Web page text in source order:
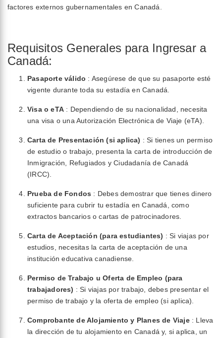
factores externos gubernamentales en Canadá.
Requisitos Generales para Ingresar a
Canadá:
Pasaporte válido : Asegúrese de que su pasaporte esté
vigente durante toda su estadía en Canadá.
Visa o eTA : Dependiendo de su nacionalidad, necesita
una visa o una Autorización Electrónica de Viaje (eTA).
Carta de Presentación (si aplica) : Si tienes un permiso
de estudio o trabajo, presenta la carta de introducción de
Inmigración, Refugiados y Ciudadanía de Canadá
(IRCC).
Prueba de Fondos : Debes demostrar que tienes dinero
suficiente para cubrir tu estadía en Canadá, como
extractos bancarios o cartas de patrocinadores.
Carta de Aceptación (para estudiantes) : Si viajas por
estudios, necesitas la carta de aceptación de una
institución educativa canadiense.
Permiso de Trabajo u Oferta de Empleo (para
trabajadores) : Si viajas por trabajo, debes presentar el
permiso de trabajo y la oferta de empleo (si aplica).
Comprobante de Alojamiento y Planes de Viaje: Lleva
la dirección de tu alojamiento en Canadá y, si aplica, un